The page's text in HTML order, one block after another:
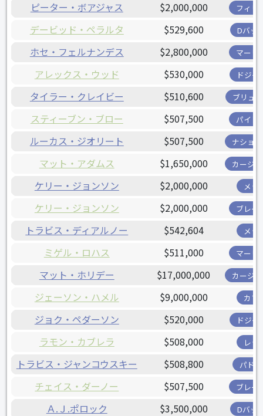
ピーター・ボアジャス $2,000,000 フィリ
デービッド・ペラルタ $529,600 Dバッ
ホセ・フェルナンデス $2,800,000 マーリ
アレックス・ウッド $530,000 ドジャ
タイラー・クレイビー $510,600 ブリュ
スティーブン・ブロー $507,500 パイレ
ルーカス・ジオリート $507,500 ナショ
マット・アダムス $1,650,000 カージ
ケリー・ジョンソン $2,000,000 メッ
ケリー・ジョンソン $2,000,000 ブレー
トラビス・ディアルノー $542,604 メッ
ミゲル・ロハス $511,000 マーリ
マット・ホリデー $17,000,000 カージ
ジェーソン・ハメル $9,000,000 カブ
ジョク・ペダーソン $520,000 ドジャ
ラモン・カブレラ $508,000 レッ
トラビス・ジャンコウスキー $508,800 パド
チェイス・ダーノー $507,500 ブレー
Ａ.Ｊ.ポロック $3,500,000 Dバッ